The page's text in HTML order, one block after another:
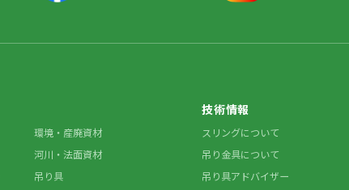
環境・産廃資材
河川・法面資材
吊り具
技術情報
スリングについて
吊り金具について
吊り具アドバイザー